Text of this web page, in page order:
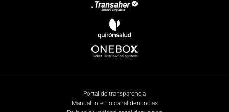
Portal de transparencia
Manual interno canal denuncias